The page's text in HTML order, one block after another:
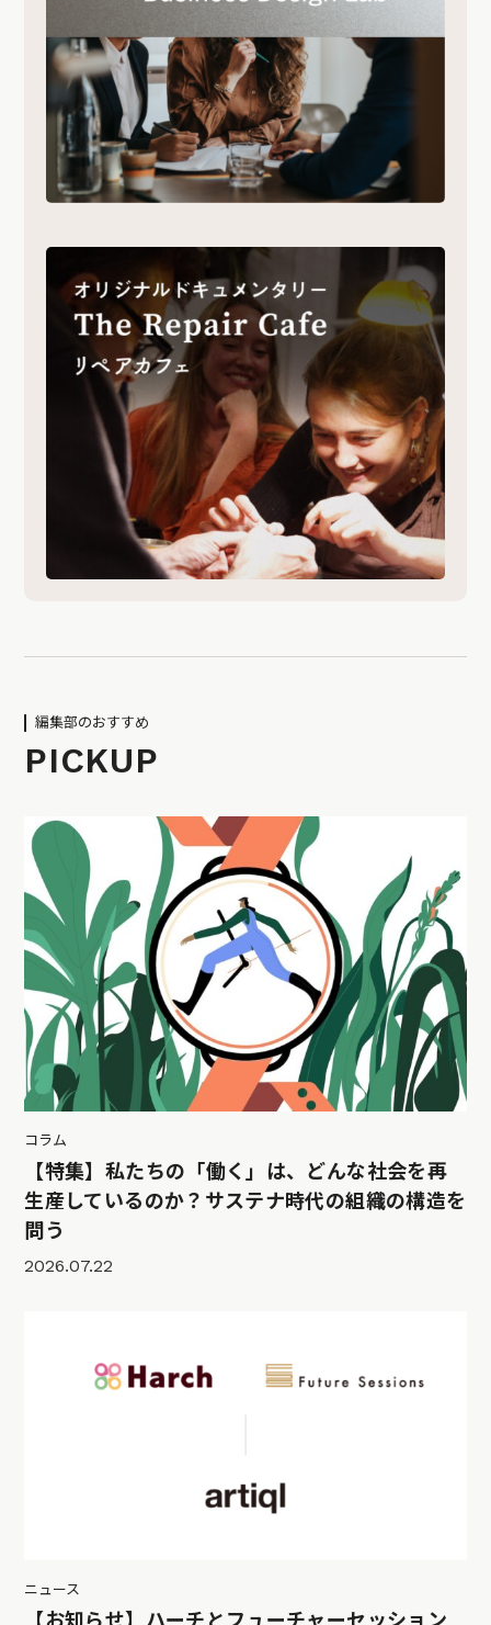
編集部のおすすめ
PICKUP
コラム
【特集】私たちの「働く」は、どんな社会を再
生産しているのか？サステナ時代の組織の構造を
問う
2026.07.22
ニュース
【お知らせ】ハーチとフューチャーセッション